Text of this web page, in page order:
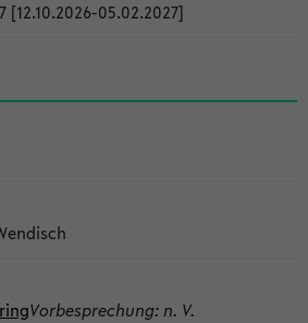
[12.10.2026-05.02.2027]
Vorbesprechung: n. V.